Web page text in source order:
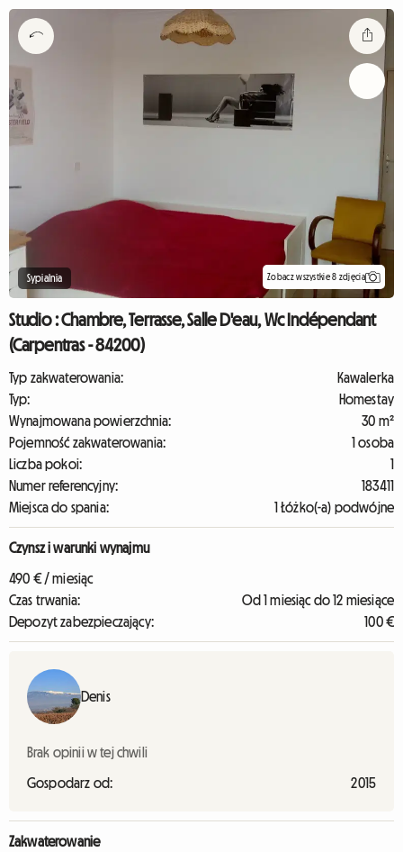
Sypialnia Zobacz wszystkie 8 zdjęcia
Studio : Chambre, Terrasse, Salle D'eau, Wc Indépendant
(Carpentras - 84200)
Typ zakwaterowania:
Kawalerka
Typ:
Homestay
Wynajmowana powierzchnia:
30 m²
Pojemność zakwaterowania:
1 osoba
Liczba pokoi:
1
Numer referencyjny:
183411
Miejsca do spania:
1 Łóżko(-a) podwójne
Czynsz i warunki wynajmu
490 € / miesiąc
Czas trwania:
Od 1 miesiąc do 12 miesiące
Depozyt zabezpieczający:
100 €
Denis
Brak opinii w tej chwili
Gospodarz od: 2015
Zakwaterowanie